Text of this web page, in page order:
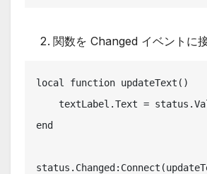
関数を Changed イベントに接
local function updateText()
end